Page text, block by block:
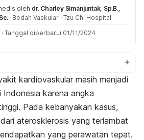
oleh dr. Charley Simanjuntak, Sp.B.,
· Bedah Vaskular ·Tzu Chi Hospital
· Tanggal diperbarui 01/11/2024
kardiovaskular masih menjadi
karena angka
Pada kebanyakan kasus,
aterosklerosis yang terlambat
yang perawatan tepat.